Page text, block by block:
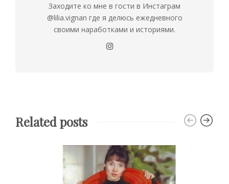
Заходите ко мне в гости в Инстаграм
@lilia.vignan где я делюсь ежедневного
своими наработками и историями.
Related posts